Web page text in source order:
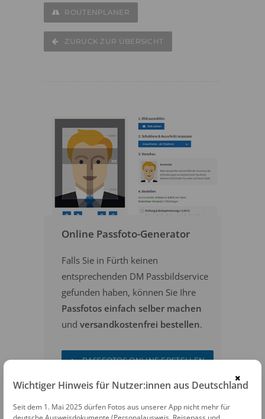
ROUTENPLANER
ZURÜCK ZUR ÜBERSICHT
Online Passfoto-Generator
Falls Sie in Fürth keinen
entsprechenden DM Passbildservice
gefunden haben, können Sie Ihre
Passfotos einfach selber machen
und versandkostenfrei bestellen.
PASSFOTOS ONLINE ERSTELLEN
×
Wichtiger Hinweis für Nutzer:innen aus Deutschland
Seit dem 1. Mai 2025 dürfen Fotos aus unserer App nicht mehr für